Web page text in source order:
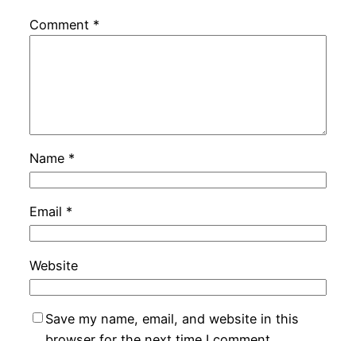
Comment *
Name *
Email *
Website
Save my name, email, and website in this